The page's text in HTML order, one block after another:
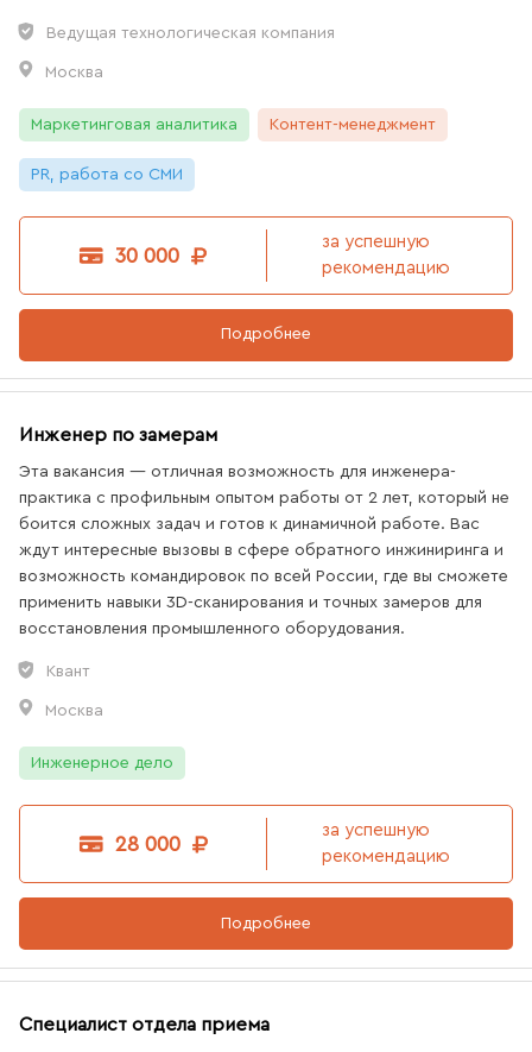
Ведущая технологическая компания
Москва
Маркетинговая аналитика Контент-менеджмент
PR, работа со СМИ
30 000
за успешную
рекомендацию
Подробнее
Инженер по замерам
Эта вакансия — отличная возможность для инженера-
практика с профильным опытом работы от 2 лет, который не
боится сложных задач и готов к динамичной работе. Вас
ждут интересные вызовы в сфере обратного инжиниринга и
возможность командировок по всей России, где вы сможете
применить навыки 3D-сканирования и точных замеров для
восстановления промышленного оборудования.
Квант
Москва
Инженерное дело
28 000
за успешную
рекомендацию
Подробнее
Специалист отдела приема